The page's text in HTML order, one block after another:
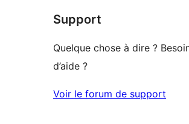
Support
Quelque chose à dire ?
d’aide ?
Voir le forum de support